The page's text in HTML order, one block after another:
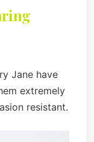
Jane have
extremely
resistant.